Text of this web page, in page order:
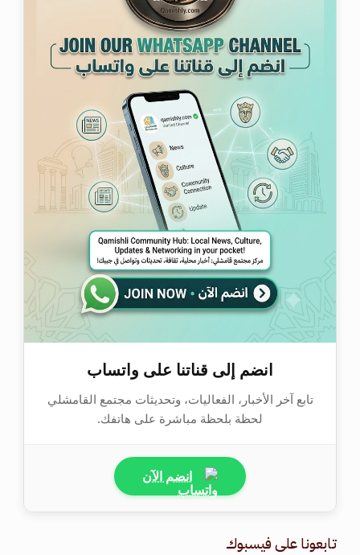
انضم إلى قناتنا على واتساب
تابع آخر الأخبار، الفعاليات، وتحديثات مجتمع القامشلي
لحظة بلحظة مباشرة على هاتفك.
انضم الآن
تابعونا على فيسبوك